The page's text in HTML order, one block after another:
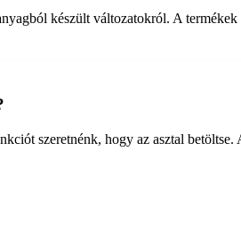
készült változatokról. A
szeretnénk, hogy az asztal